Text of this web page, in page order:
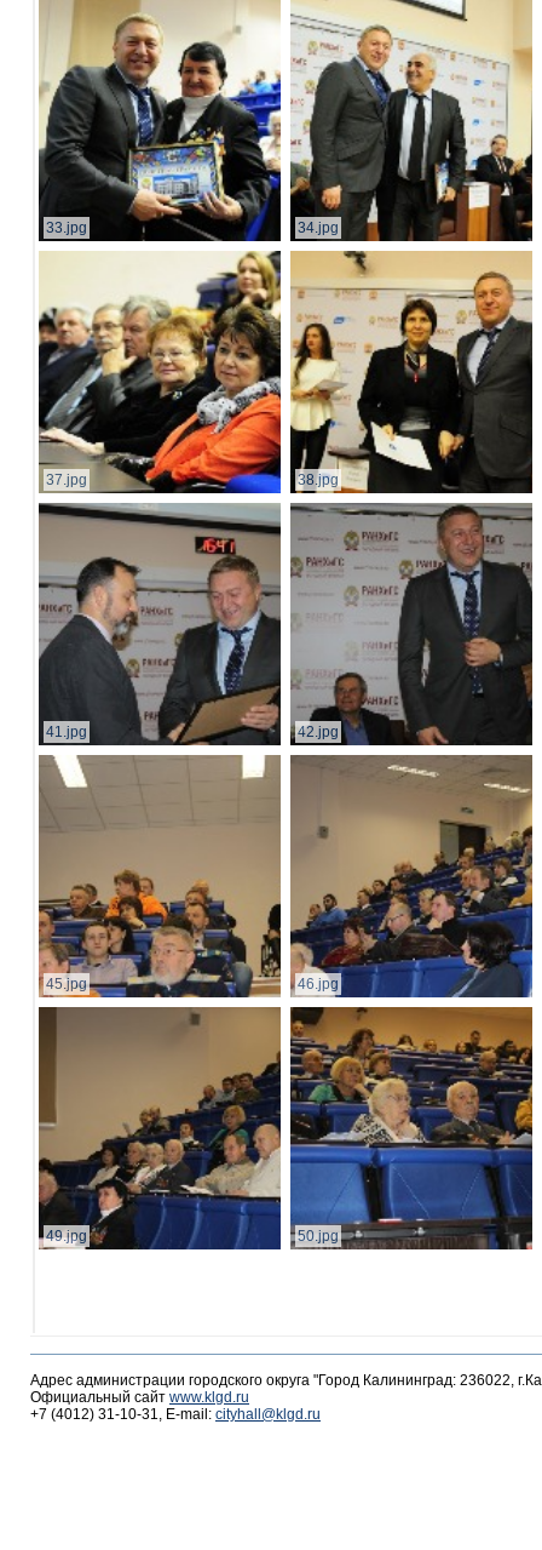
33.jpg 34.jpg
37.jpg 38.jpg
41.jpg 42.jpg
45.jpg 46.jpg
49.jpg 50.jpg
Адрес администрации городского округа "Город Калининград: 236022,
Официальный сайт www.klgd.ru
+7 (4012) 31-10-31, E-mail: cityhall@klgd.ru